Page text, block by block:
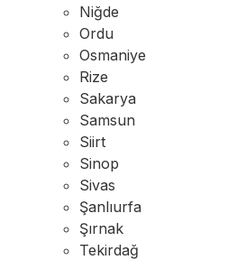
Niğde
Ordu
Osmaniye
Rize
Sakarya
Samsun
Siirt
Sinop
Sivas
Şanlıurfa
Şırnak
Tekirdağ